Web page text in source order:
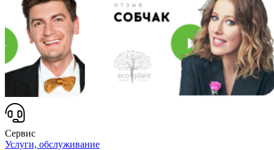
Сервис
Услуги, обслуживание